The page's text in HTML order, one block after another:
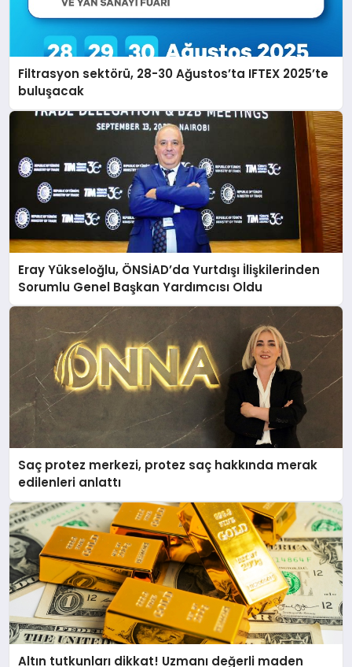
Filtrasyon sektörü, 28-30 Ağustos’ta IFTEX 2025’te
buluşacak
Eray Yükseloğlu, ÖNSİAD’da Yurtdışı İlişkilerinden
Sorumlu Genel Başkan Yardımcısı Oldu
Saç protez merkezi, protez saç hakkında merak
edilenleri anlattı
Altın tutkunları dikkat! Uzmanı değerli maden